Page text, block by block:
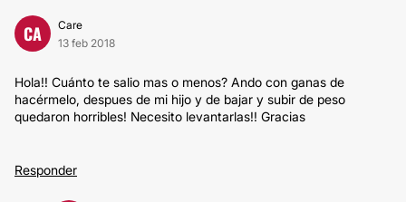
CA
Care
13 feb 2018
Hola!! Cuánto te salio mas o menos? Ando con ganas de
hacérmelo, despues de mi hijo y de bajar y subir de peso
quedaron horribles! Necesito levantarlas!! Gracias
Responder